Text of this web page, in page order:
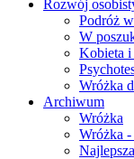
Rozwój
Podróż
W
Kobieta i
Wróżka
Archiwum
Wróżka
Wróżka